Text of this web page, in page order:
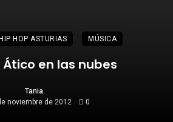
HIP HOP ASTURIAS MÚSICA
Ático en las nubes
Tania
noviembre de 2012
0